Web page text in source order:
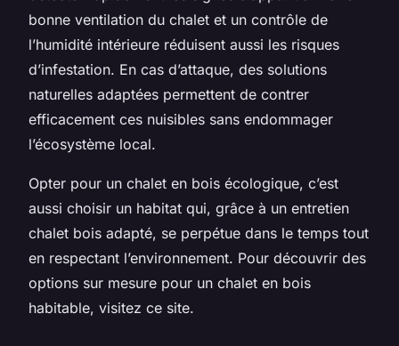
bonne ventilation du chalet et un contrôle de
l’humidité intérieure réduisent aussi les risques
d’infestation. En cas d’attaque, des solutions
naturelles adaptées permettent de contrer
efficacement ces nuisibles sans endommager
l’écosystème local.
Opter pour un chalet en bois écologique, c’est
aussi choisir un habitat qui, grâce à un entretien
chalet bois adapté, se perpétue dans le temps tout
en respectant l’environnement. Pour découvrir des
options sur mesure pour un chalet en bois
habitable, visitez ce site.